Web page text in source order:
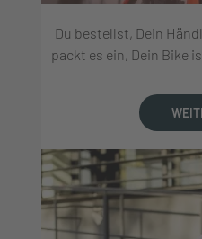
Du bestellst, Dein
packt es ein, Dein Bike